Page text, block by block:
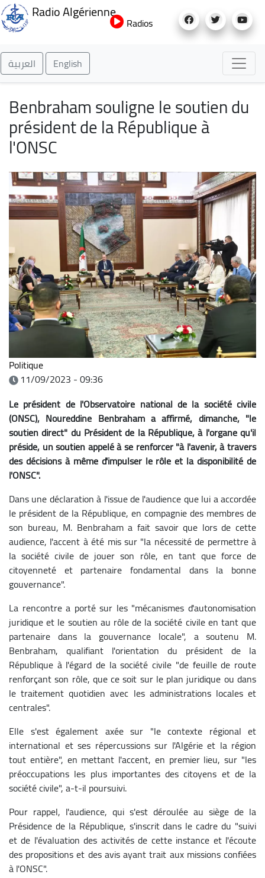
au
Radio Algérienne
Radios
العربية English
Benbraham souligne le soutien du
président de la République à
l'ONSC
Politique
11/09/2023 - 09:36
Le président de l'Observatoire national de la société civile
(ONSC), Noureddine Benbraham a affirmé, dimanche, "le
soutien direct" du Président de la République, à l'organe qu'il
préside, un soutien appelé à se renforcer "à l'avenir, à travers
des décisions à même d'impulser le rôle et la disponibilité de
l'ONSC".
Dans une déclaration à l'issue de l'audience que lui a accordée
le président de la République, en compagnie des membres de
son bureau, M. Benbraham a fait savoir que lors de cette
audience, l'accent à été mis sur "la nécessité de permettre à
la société civile de jouer son rôle, en tant que force de
citoyenneté et partenaire fondamental dans la bonne
gouvernance".
La rencontre a porté sur les "mécanismes d'autonomisation
juridique et le soutien au rôle de la société civile en tant que
partenaire dans la gouvernance locale", a soutenu M.
Benbraham, qualifiant l'orientation du président de la
République à l'égard de la société civile "de feuille de route
renforçant son rôle, que ce soit sur le plan juridique ou dans
le traitement quotidien avec les administrations locales et
centrales".
Elle s'est également axée sur "le contexte régional et
international et ses répercussions sur l'Algérie et la région
tout entière", en mettant l'accent, en premier lieu, sur "les
préoccupations les plus importantes des citoyens et de la
société civile", a-t-il poursuivi.
Pour rappel, l'audience, qui s'est déroulée au siège de la
Présidence de la République, s'inscrit dans le cadre du "suivi
et de l'évaluation des activités de cette instance et l'écoute
des propositions et des avis ayant trait aux missions confiées
à l'ONSC".